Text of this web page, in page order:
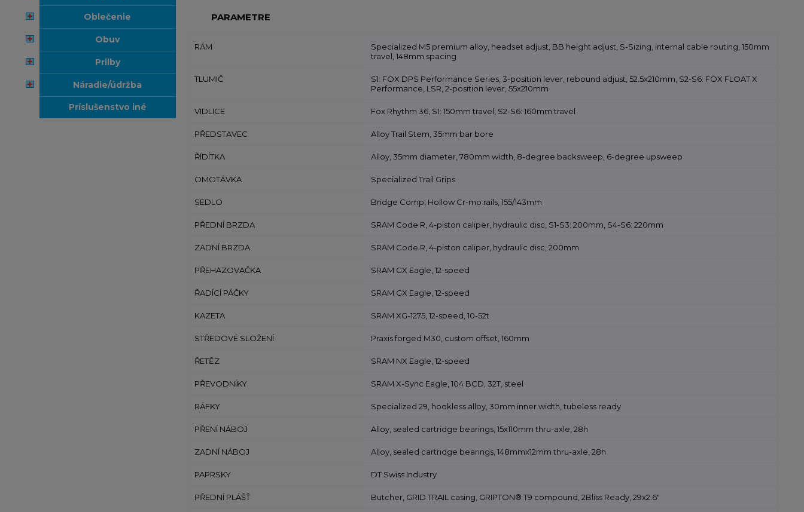
oblečenie
obuv
prilby
náradie/údržba
príslušenstvo iné
PARAMETRE
RÁM
Specialized M5 premium alloy, headset adjust, BB height adjust, S-Sizing, internal cable routing, 150mm
travel, 148mm spacing
TLUMIČ
S1: FOX DPS Performance Series, 3-position lever, rebound adjust, 52.5x210mm, S2-S6: FOX FLOAT X
Performance, LSR, 2-position lever, 55x210mm
VIDLICE Fox Rhythm 36, S1: 150mm travel, S2-S6: 160mm travel
PŘEDSTAVEC Alloy Trail Stem, 35mm bar bore
ŘÍDÍTKA Alloy, 35mm diameter, 780mm width, 8-degree backsweep, 6-degree upsweep
OMOTÁVKA Specialized Trail Grips
SEDLO Bridge Comp, Hollow Cr-mo rails, 155/143mm
PŘEDNÍ BRZDA SRAM Code R, 4-piston caliper, hydraulic disc, S1-S3: 200mm, S4-S6: 220mm
ZADNÍ BRZDA SRAM Code R, 4-piston caliper, hydraulic disc, 200mm
PŘEHAZOVAČKA SRAM GX Eagle, 12-speed
ŘADÍCÍ PÁČKY SRAM GX Eagle, 12-speed
KAZETA SRAM XG-1275, 12-speed, 10-52t
STŘEDOVÉ SLOŽENÍ Praxis forged M30, custom offset, 160mm
ŘETĚZ SRAM NX Eagle, 12-speed
PŘEVODNÍKY SRAM X-Sync Eagle, 104 BCD, 32T, steel
RÁFKY Specialized 29, hookless alloy, 30mm inner width, tubeless ready
PŘENÍ NÁBOJ Alloy, sealed cartridge bearings, 15x110mm thru-axle, 28h
ZADNÍ NÁBOJ Alloy, sealed cartridge bearings, 148mmx12mm thru-axle, 28h
PAPRSKY DT Swiss Industry
PŘEDNÍ PLÁŠŤ Butcher, GRID TRAIL casing, GRIPTON® T9 compound, 2Bliss Ready, 29x2.6"